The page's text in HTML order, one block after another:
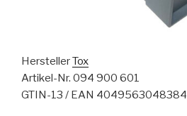
HerstellerTox
Artikel-Nr. 094 900 601
GTIN-13 / EAN 4049563048384